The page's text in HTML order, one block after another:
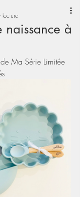
naissance à
lecture
Ma Série Limitée